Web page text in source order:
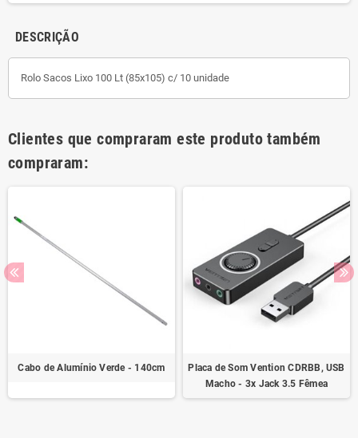
DESCRIÇÃO
Rolo Sacos Lixo 100 Lt (85x105) c/ 10 unidade
Clientes que compraram este produto também
compraram:
Cabo de Alumínio Verde - 140cm
Placa de Som Vention CDRBB, USB
Macho - 3x Jack 3.5 Fêmea